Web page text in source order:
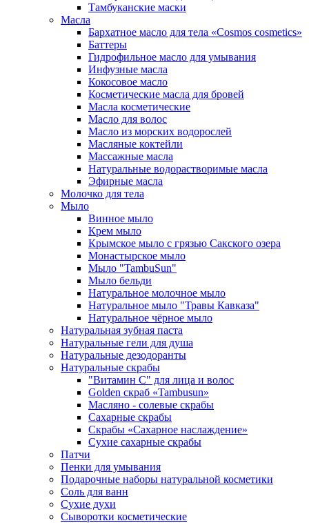
Тамбуканские маски
Масла
Бархатное масло для тела «Cosmos cosmetics»
Баттеры
Гидрофильное масло для умывания
Инфузные масла
Кокосовое масло
Косметические масла для бровей
Масла косметические
Масло для волос
Масло из морских водорослей
Масляные коктейли
Массажные масла
Натуральные водорастворимые масла
Эфирные масла
Молочко для тела
Мыло
Винное мыло
Крем мыло
Крымское мыло с грязью Сакского озера
Монастырское мыло
Мыло "TambuSun"
Мыло бельди
Натуральное молочное мыло
Натуральное мыло "Травы Кавказа"
Натуральное чёрное мыло
Натуральная зубная паста
Натуральные гели для душа
Натуральные дезодоранты
Натуральные скрабы
"Витамин С" для лица и волос
Golden скраб «Tambusun»
Масляно - солевые скрабы
Сахарные скрабы
Скрабы «Сахарное наслаждение»
Сухие сахарные скрабы
Патчи
Пенки для умывания
Подарочные наборы натуральной косметики
Соль для ванн
Сухие духи
Сыворотки косметические